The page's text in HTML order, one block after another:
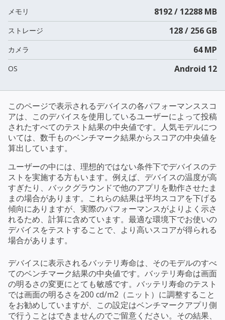
メモリ 8192 / 12288 MB
ストレージ 128 / 256 GB
カメラ 64 MP
OS Android 12
このページで表示されるデバイスの各パフォーマンススコ
アは、このデバイスを使用しているユーザーによって投稿
されたすべてのテスト結果の中央値です。人気モデルにつ
いては、数千ものベンチマーク結果からスコアの中央値を
算出しています。
ユーザーの中には、理想的ではない条件下でデバイスのテ
ストを実施する方もいます。例えば、デバイスの温度が高
すぎたり、バックグラウンドで他のアプリを動作させたま
まの場合があります。これらの結果は平均スコアを下げる
傾向にありますが、実際のパフォーマンスがよりよく示さ
れるため、計算に含めています。最適な環境下でお使いの
デバイスをテストすることで、より高いスコアが得られる
場合があります。
デバイスに表示されるバッテリ寿命は、そのモデルのすべ
てのベンチマーク結果の中央値です。バッテリ寿命は画面
の明るさの変更にとても敏感です。バッテリ寿命のテスト
では画面の明るさを200 cd/m2（ニット）に調整すること
をお勧めしていますが、この設定はベンチマークアプリ側
で行うことはできませんのでご留意ください。その結果、